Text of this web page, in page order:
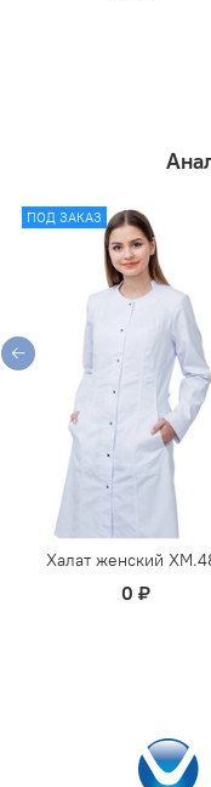
ПОД ЗАКАЗ
Халат женский
0 ₽